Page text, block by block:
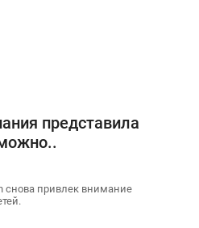
представила
снова привлек внимание